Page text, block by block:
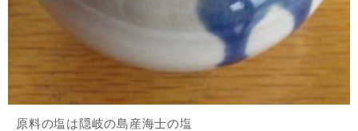
原料の塩は隠岐の島産海士の塩